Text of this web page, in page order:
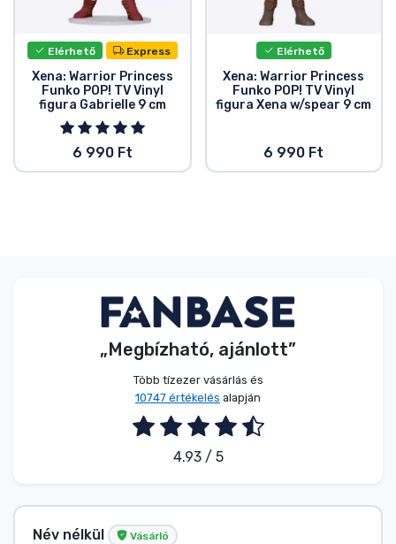
Elérhető Express
Xena: Warrior Princess
Funko POP! TV Vinyl
figura Gabrielle 9 cm
6 990 Ft
Elérhető
Xena: Warrior Princess
Funko POP! TV Vinyl
figura Xena w/spear 9 cm
6 990 Ft
„Megbízható, ajánlott”
Több tízezer vásárlás és
10747 értékelés alapján
4.93 / 5
Név nélkül Vásárló
Filmes cuccok
Mesés cuccok
Animés cuccok
Gamer cuccok
Terméktípusok